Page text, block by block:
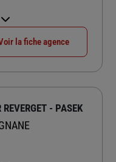
la fiche agence
- PASEK